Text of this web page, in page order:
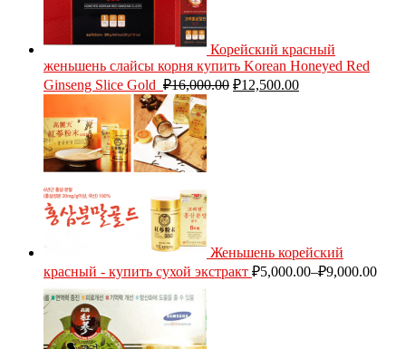
Корейский красный
женьшень слайсы корня купить Korean Honeyed Red
Ginseng Slice Gold ₽16,000.00 ₽12,500.00
Женьшень корейский
красный - купить сухой экстракт ₽5,000.00–₽9,000.00